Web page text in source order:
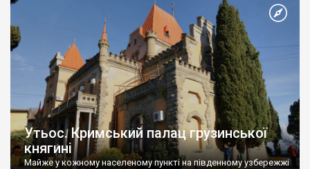
Утьос. Кримський палац грузинської
княгині
Майже у кожному населеному пункті на південному узбережжі